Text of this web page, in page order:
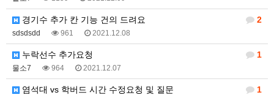
2
경기수 추가 칸 기능 건의 드려요
sdsdsdd 961 2021.12.08
1
누락선수 추가요청
물소7 964 2021.12.07
1
염석대 vs 학버드 시간 수정요청 및 질문